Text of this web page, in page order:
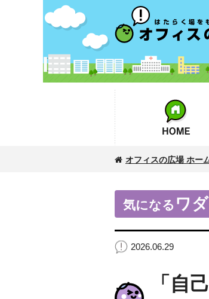
オフィスの広場 ホー
気になる ワ
2026.06.29
「自